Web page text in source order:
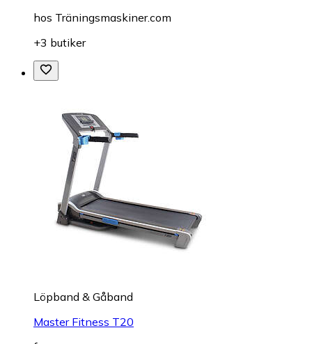
hos Träningsmaskiner.com
+3 butiker
Löpband & Gåband
Master Fitness T20